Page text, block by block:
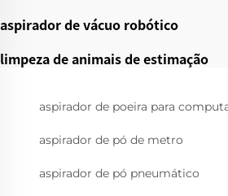
aspirador de vácuo robótico
limpeza de animais de estimação
aspirador de poeira para
aspirador de pó de metro
aspirador de pó pneumático